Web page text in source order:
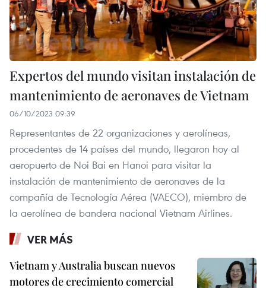
Expertos del mundo visitan instalación de
mantenimiento de aeronaves de Vietnam
06/10/2023 09:39
Representantes de 22 organizaciones y aerolíneas,
procedentes de 14 países del mundo, llegaron hoy al
aeropuerto de Noi Bai en Hanoi para visitar la
instalación de mantenimiento de aeronaves de la
compañía de Tecnología Aérea (VAECO), miembro de
la aerolínea de bandera nacional Vietnam Airlines.
VER MÁS
Vietnam y Australia buscan nuevos
motores de crecimiento comercial